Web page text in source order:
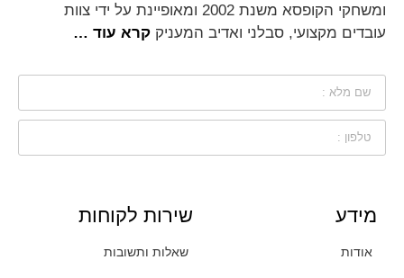
ומשחקי הקופסא משנת 2002 ומאופיינת על ידי צוות
עובדים מקצועי, סבלני ואדיב המעניק קרא עוד …
מידע
אודות
שירות לקוחות
שאלות ותשובות